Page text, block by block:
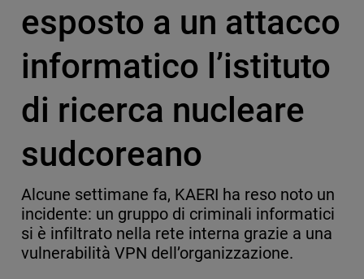
esposto a un attacco
informatico l’istituto
di ricerca nucleare
sudcoreano
Alcune settimane fa, KAERI ha reso noto un
incidente: un gruppo di criminali informatici
si è infiltrato nella rete interna grazie a una
vulnerabilità VPN dell’organizzazione.